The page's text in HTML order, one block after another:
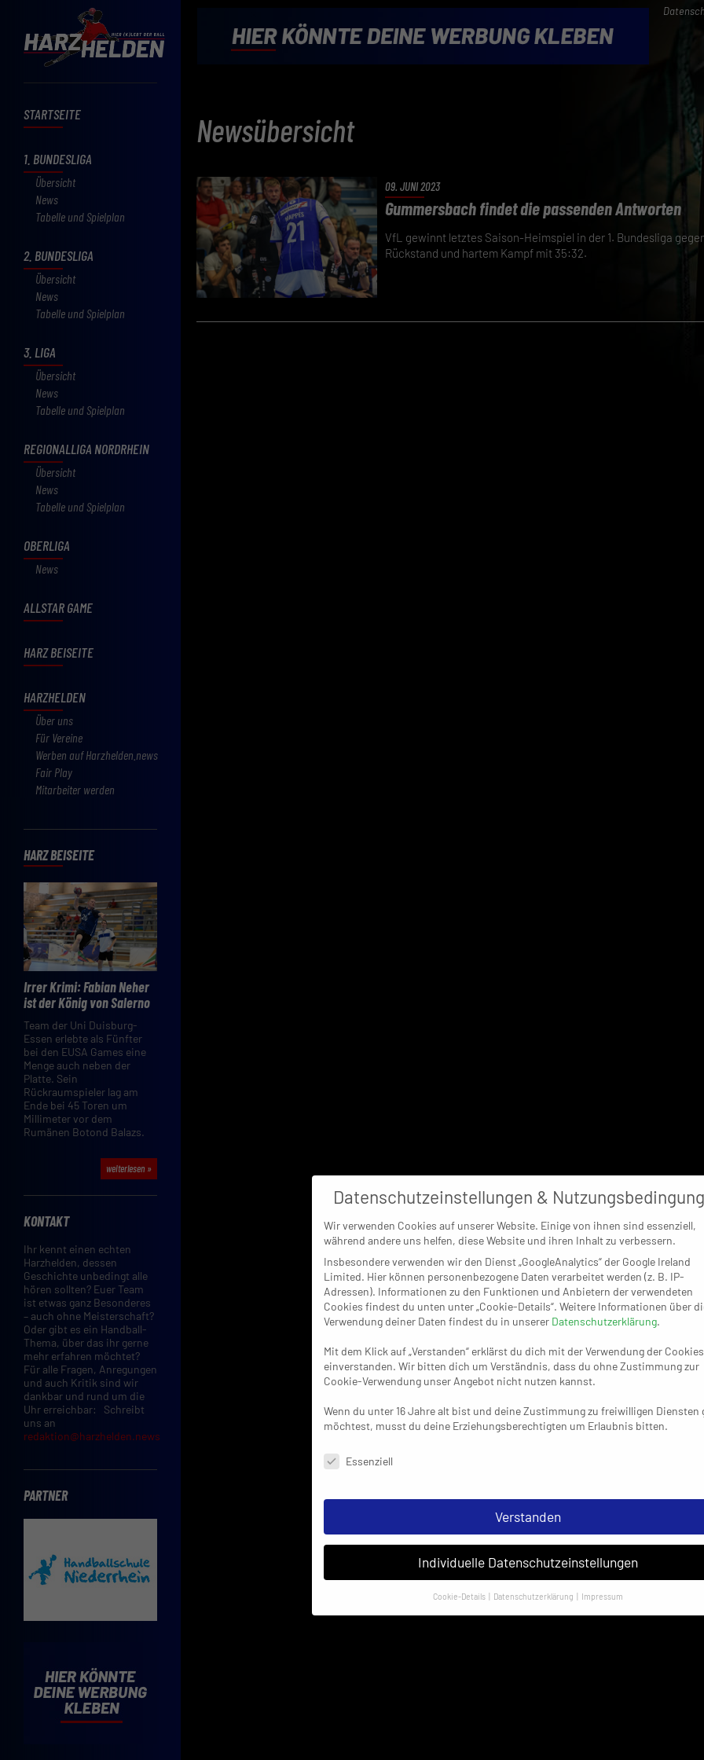
STARTSEITE
1. BUNDESLIGA
Übersicht
News
Tabelle und Spielplan
2. BUNDESLIGA
Übersicht
News
Tabelle und Spielplan
3. LIGA
Übersicht
News
Tabelle und Spielplan
REGIONALLIGA NORDRHEIN
Übersicht
News
Tabelle und Spielplan
OBERLIGA
News
ALLSTAR GAME
HARZ BEISEITE
HARZHELDEN
Über uns
Für Vereine
Werben auf Harzhelden.news
Fair Play
Mitarbeiter werden
HARZ BEISEITE
Irrer Krimi: Fabian Neher
ist der König von Salerno
Team der Uni Duisburg-
Essen erlebte als Fünfter
bei den EUSA Games eine
Menge auch neben der
Platte. Sein
Rückraumspieler lag am
Ende bei 45 Toren um
Millimeter vor dem
Rumänen Botond Balazs.
weiterlesen »
KONTAKT
Ihr kennt einen echten
Harzhelden, dessen
Geschichte unbedingt alle
hören sollten? Euer Team
ist etwas ganz Besonderes
– auch ohne Meisterschaft?
Oder gibt es ein Handball-
Thema, über das ihr gerne
mehr erfahren möchtet?
Für alle Fragen, Anregungen
und auch Kritik sind wir
dankbar und rund um die
Uhr erreichbar: Schreibt
uns an
redaktion@harzhelden.news
PARTNER
Newsübersicht
09. JUNI 2023
Gummersbach findet die passenden Antworten
VfL gewinnt letztes Saison-Heimspiel in der 1. Bundesliga
Rückstand und hartem Kampf mit 35:32.
Datenschutzeinstellungen &
Wir verwenden Cookies auf unserer Website. Einige von ihnen sind essenziell,
während andere uns helfen, diese Website und ihren Inhalt zu verbessern.
Insbesondere verwenden wir den Dienst „GoogleAnalytics“ der Google Ireland
Limited. Hier können personenbezogene Daten verarbeitet werden (z. B. IP-
Adressen). Informationen zu den Funktionen und Anbietern der verwendeten
Cookies findest du unten unter „Cookie-Details“. Weitere Informationen über
Verwendung deiner Daten findest du in unserer Datenschutzerklärung.
Mit dem Klick auf „Verstanden“ erklärst du dich mit der Verwendung der Cookies
einverstanden. Wir bitten dich um Verständnis, dass du ohne Zustimmung zur
Cookie-Verwendung unser Angebot nicht nutzen kannst.
Wenn du unter 16 Jahre alt bist und deine Zustimmung zu freiwilligen Diensten
möchtest, musst du deine Erziehungsberechtigten um Erlaubnis bitten.
Datenschutzeinstellungen & Nutzungsbedingungen
Essenziell
Verstanden
Individuelle Datenschutzeinstellungen
Cookie-Details Datenschutzerklärung Impressum
Datenschutzeinstellungen